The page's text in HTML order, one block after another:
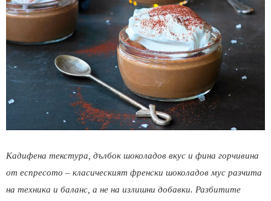
Кадифена текстура, дълбок шоколадов вкус и фина горчивина
от еспресото – класическият френски шоколадов мус разчита
на техника и баланс, а не на излишни добавки. Разбитите